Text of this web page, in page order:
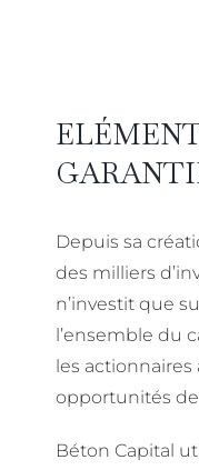
Depuis sa
des milliers
n’investit que
l’ensemble du
les actionnaires
opportunités
Béton Capital